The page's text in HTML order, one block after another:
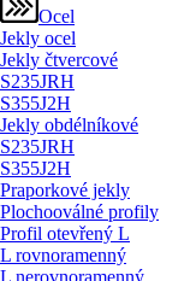
Ocel
Jekly ocel
Jekly čtvercové
S235JRH
S355J2H
Jekly obdélníkové
S235JRH
S355J2H
Praporkové jekly
Plochooválné profily
Profil otevřený L
L rovnoramenný
L nerovnoramenný